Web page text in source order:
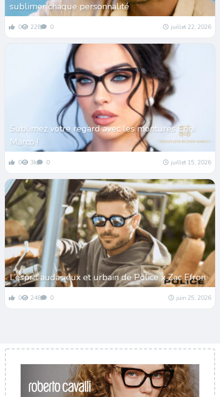
sublimer chaque personnalité
0 228 0 juillet 22, 2026
Sublimez votre regard avec les montures Enni
Marco !
0 3k 0 juillet 15, 2026
L’esprit audacieux et urbain de Police x Zac Efron
0 248 0 juin 25, 2026